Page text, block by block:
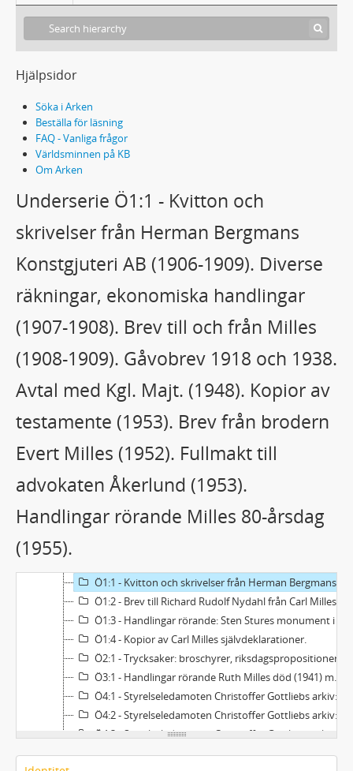
Hjälpsidor
Söka i Arken
Beställa för läsning
FAQ - Vanliga frågor
Världsminnen på KB
Om Arken
Underserie Ö1:1 - Kvitton och
skrivelser från Herman Bergmans
Konstgjuteri AB (1906-1909). Diverse
räkningar, ekonomiska handlingar
(1907-1908). Brev till och från Milles
(1908-1909). Gåvobrev 1918 och 1938.
Avtal med Kgl. Majt. (1948). Kopior av
testamente (1953). Brev från brodern
Evert Milles (1952). Fullmakt till
advokaten Åkerlund (1953).
Handlingar rörande Milles 80-årsdag
(1955).
G5A:2 - Dagrapporter.
G5A:3 - Dagrapporter.
G5A:4 - Dagrapporter.
G5A:8 - Dagrapporter.
G5A:9 - Dagrapporter.
G5A:12 - Dagrapporter.
G5B:1 - Dagböcker.
G5B:2 - Dagböcker.
G5B:3 - Dagböcker.
G5B:5 - Dagbok.
G5B:6 - Dagbok.
G6:1 - Redovisningsräkningar från Sveriges Kreditbank.
G7:1 - Övriga räkenskaper: bankhandlingar (1949). Uppgifter från Handelsbanken och PK-banken. Aktier. Räkenskaper (1950-1955) samt diverse ekonomiska handlingar ( -1982).
G7:3 - Övriga räkenskaper: anteckningsböcker.
G7:4 - Övriga räkenskaper: verifikationer angående tryckning m. m.
G7:5 - Övriga räkenskaper: datalistor (balans- och resultatrapporter, statistik).
G7:6 - Övriga räkenskaper: fakturor.
G7:8 - Övriga räkenskaper: Inventariebok.
H:1 - Statistik över antalet besökare.
K:1 - Utställningsbroschyrer och fotografier av Milles skulpturer.
Ö1:1 - Kvitton och skrivelser från Herman Bergmans Konstgjuteri AB (1906-1909). Diverse räkningar, ekonomiska handlingar (1907-1908). Brev till och från Milles (1908-1909). Gåvobrev 1918 och 1938. Avtal med Kgl. Majt. (1948). Kopior av testamente (1953). Brev från brodern Evert Milles (1952). Fullmakt till advokaten Åkerlund (1953). Handlingar rörande Milles 80-årsdag (1955).
Ö1:2 - Brev till Richard Rudolf Nydahl från Carl Milles.
Ö1:3 - Handlingar rörande: Sten Stures monument i Uppsala (1916-1923), Engelbrektsmonumentet (1920-1925).
Ö1:4 - Kopior av Carl Milles självdeklarationer.
Ö2:1 - Trycksaker: broschyrer, riksdagspropositioner, stadskollegiets utlåtanden, regleringsbrev etc.
Ö3:1 - Handlingar rörande Ruth Milles död (1941) m. m.: testamente, jordfästning. Ruth Milles brev (1912-1932).
Ö4:1 - Styrelseledamoten Christoffer Gottliebs arkiv: Styrelseprotokoll.
Ö4:2 - Styrelseledamoten Christoffer Gottliebs arkiv: Styrelseprotokoll med föredragningslistor.
Ö4:3 - Styrelseledamoten Christoffer Gottliebs arkiv: Handlingar till styrelsesammanträden.
Ö4:4 - Styrelseledamoten Christoffer Gottliebs arkiv: Verksamhetsberättelser med revisionsberättelser.